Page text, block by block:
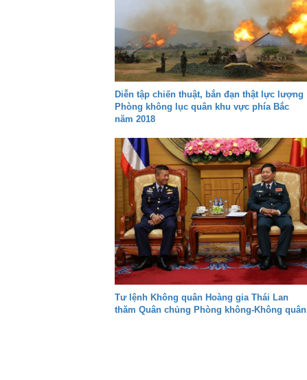
Diễn tập chiến thuật, bắn đạn thật lực lượng
Phòng không lục quân khu vực phía Bắc
năm 2018
Tư lệnh Không quân Hoàng gia Thái Lan
thăm Quân chủng Phòng không-Không quân